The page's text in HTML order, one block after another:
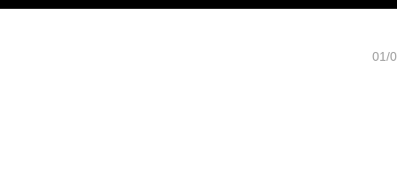
01/